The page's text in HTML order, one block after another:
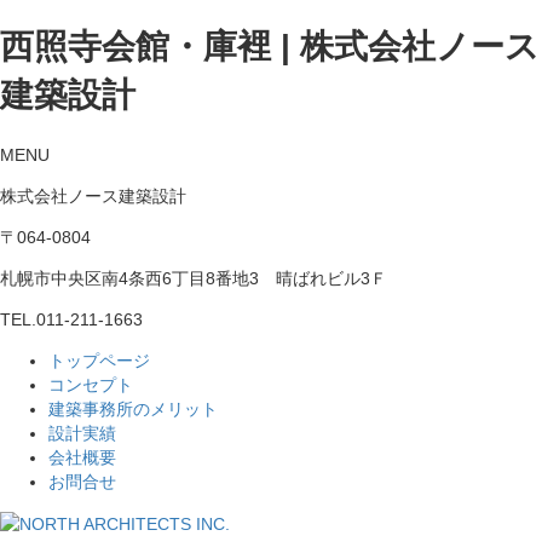
西照寺会館・庫裡 | 株式会社ノース
建築設計
MENU
株式会社ノース建築設計
〒064-0804
札幌市中央区南4条西6丁目8番地3 晴ばれビル3Ｆ
TEL. 011-211-1663
トップページ
コンセプト
建築事務所のメリット
設計実績
会社概要
お問合せ